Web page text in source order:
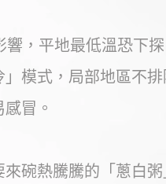
，平地最低溫恐下
模式，局部地區不排
冒。
碗熱騰騰的「蔥白粥